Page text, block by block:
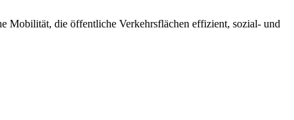
Mobilität, die öffentliche Verkehrsflächen effizient, sozial- und